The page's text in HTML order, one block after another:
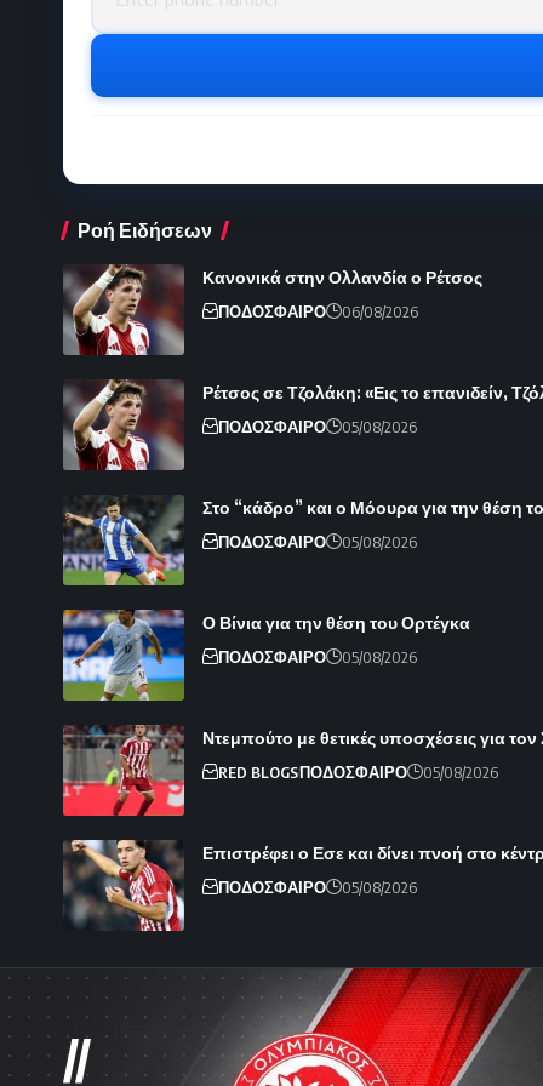
Ροή Ειδήσεων
Κανονικά στην Ολλανδία ο Ρέτσος
ΠΟΔΟΣΦΑΙΡΟ 06/08/2026
Ρέτσος σε Τζολάκη: «Εις το επανιδείν,
ΠΟΔΟΣΦΑΙΡΟ 05/08/2026
Στο “κάδρο” και ο Μόουρα για την θέση
ΠΟΔΟΣΦΑΙΡΟ 05/08/2026
Ο Βίνια για την θέση του Ορτέγκα
ΠΟΔΟΣΦΑΙΡΟ 05/08/2026
Ντεμπούτο με θετικές υποσχέσεις για τον
RED BLOGSΠΟΔΟΣΦΑΙΡΟ 05/08/2026
Επιστρέφει ο Εσε και δίνει πνοή στο
ΠΟΔΟΣΦΑΙΡΟ 05/08/2026
//